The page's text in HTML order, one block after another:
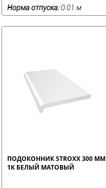
Норма отпуска:0.01 м
ПОДОКОННИК STROXX 300 ММ
1К БЕЛЫЙ МАТОВЫЙ